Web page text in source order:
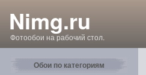
Nimg.ru
Фотообои на рабочий стол.
Обои по категориям